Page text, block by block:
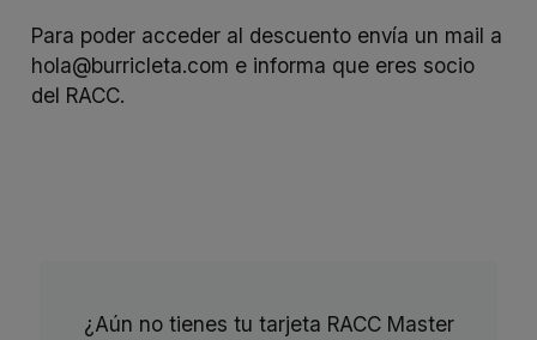
Para poder acceder al descuento envía un mail a
hola@burricleta.com e informa que eres socio
del RACC.
¿Aún no tienes tu tarjeta RACC Master